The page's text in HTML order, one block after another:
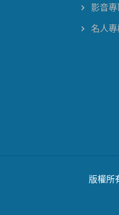
影音專
名人專
版權所